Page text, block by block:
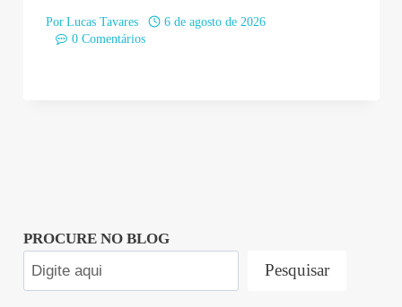
Por Lucas Tavares
6 de agosto de 2026
0 Comentários
PROCURE NO BLOG
Pesquisar